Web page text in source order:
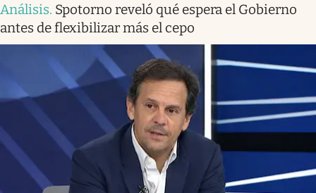
Análisis. Spotorno reveló qué espera el Gobierno
antes de flexibilizar más el cepo